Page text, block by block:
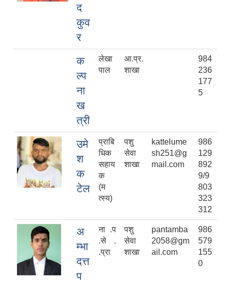
द
कुव
र
क
ल्प
ना
ख
त्री
लेखा
पाल
आ.प्र.
शाखा
984
236
177
5
उमे
श
क
टेल
प्राबि
धिक
सहाय
क
(म
त्स्य)
पशु
सेवा
शाखा
kattelume
sh251@g
mail.com
986
129
892
9/9
803
323
312
अ
म्भा
दत्त
प
ना .प
.से .
.प्रा
पशु
सेवा
शाखा
pantamba
2058@gm
ail.com
986
579
155
0